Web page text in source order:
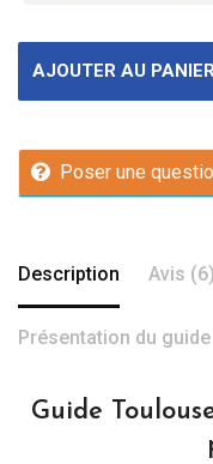
AJOUTER AU
Poser une
Description Avis (6)
Présentation du guide
Guide